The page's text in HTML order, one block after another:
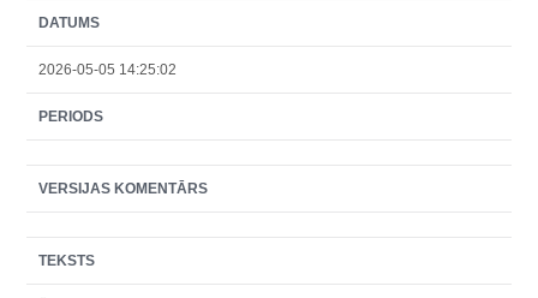
DATUMS
2026-05-05 14:25:02
PERIODS
VERSIJAS KOMENTĀRS
TEKSTS